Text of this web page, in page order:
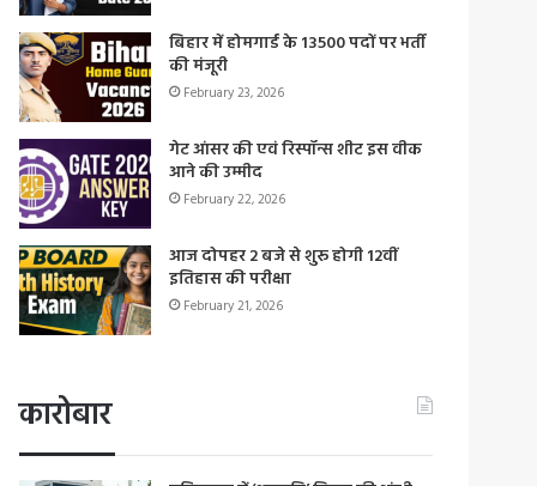
बिहार में होमगार्ड के 13500 पदों पर भर्ती
की मंजूरी
February 23, 2026
गेट आंसर की एवं रिस्पॉन्स शीट इस वीक
आने की उम्मीद
February 22, 2026
आज दोपहर 2 बजे से शुरू होगी 12वीं
इतिहास की परीक्षा
February 21, 2026
कारोबार